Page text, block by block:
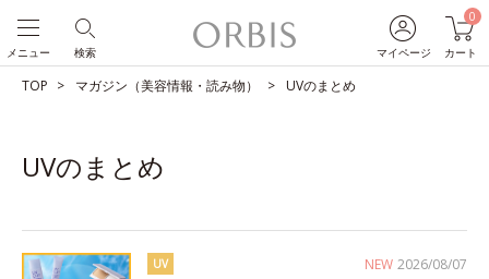
マイページ
0
カート
検索
メニュー
TOP マガジン（美容情報・読み物） UVのまとめ
UVのまとめ
NEW 2026/08/07
UV